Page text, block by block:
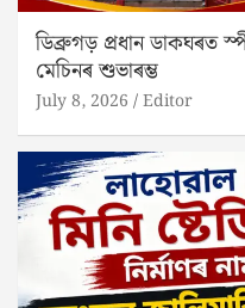
ডিব্ৰুগড় প্ৰধান ডাকঘৰত
মেচিনৰ শুভাৰম্ভ
July 8, 2026 Editor